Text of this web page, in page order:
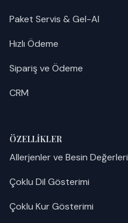
Paket Servis & Gel-Al
Hızlı Ödeme
Sipariş ve Ödeme
CRM
ÖZELLIKLER
Allerjenler ve Besin Değerleri
Çoklu Dil Gösterimi
Çoklu Kur Gösterimi